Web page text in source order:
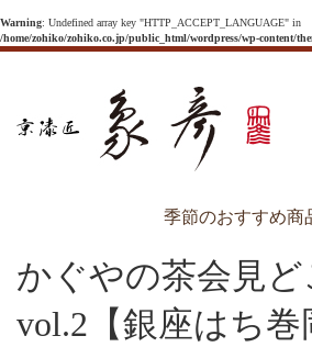
Warning: Undefined array key "HTTP_ACCEPT_LANGUAGE" in
/home/zohiko/zohiko.co.jp/public_html/wordpress/wp-content/
季節のおすすめ商
かぐやの茶会見ど
vol.2【銀座はち巻